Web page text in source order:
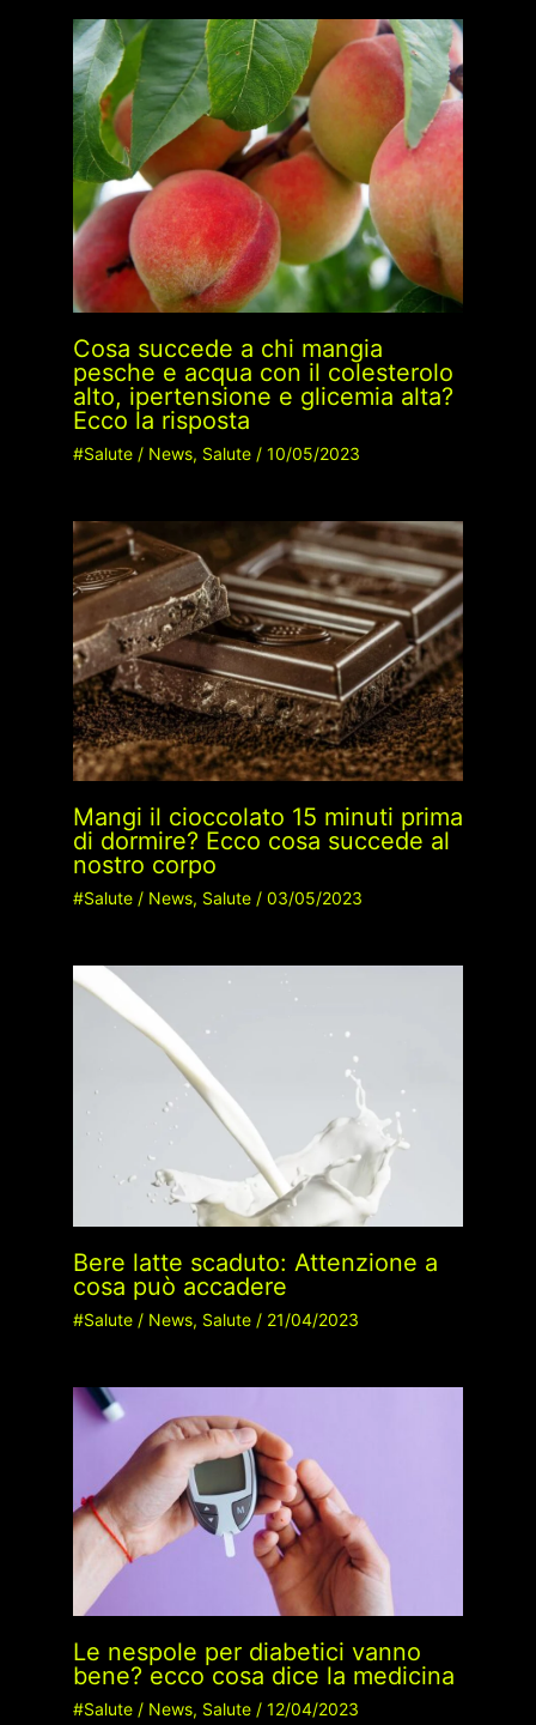
Cosa succede a chi mangia
pesche e acqua con il colesterolo
alto, ipertensione e glicemia alta?
Ecco la risposta
#Salute/ News, Salute/ 10/05/2023
Mangi il cioccolato 15 minuti prima
di dormire? Ecco cosa succede al
nostro corpo
#Salute/ News, Salute/ 03/05/2023
Bere latte scaduto: Attenzione a
cosa può accadere
#Salute/ News, Salute/ 21/04/2023
Le nespole per diabetici vanno
bene? ecco cosa dice la medicina
#Salute/ News, Salute/ 12/04/2023